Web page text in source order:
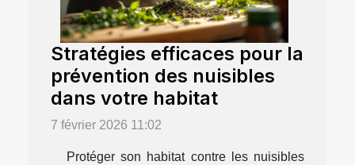
Stratégies efficaces pour la
prévention des nuisibles
dans votre habitat
7 février 2026 11:02
Protéger son habitat contre les nuisibles